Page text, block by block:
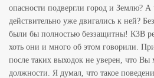
опасности подвергли город и Землю?
действительно уже двигались к ней?
были бы полностью беззащитны! КЗВ
хоть они и много об этом говорили.
после таких выходок не уверен, что Вы
должности. Я думал, что такое